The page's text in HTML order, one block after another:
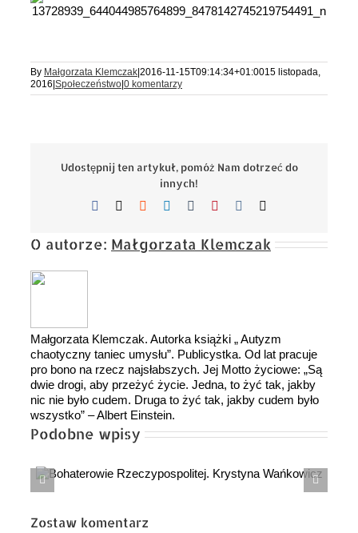
By Małgorzata Klemczak|2016-11-15T09:14:34+01:0015 listopada,
2016|Społeczeństwo|0 komentarzy
Udostępnij ten artykuł, pomóż Nam dotrzeć do
innych!
Facebook Reddit LinkedIn
TumblrPinterest
O autorze: Małgorzata Klemczak
Małgorzata Klemczak. Autorka książki „ Autyzm
chaotyczny taniec umysłu”. Publicystka. Od lat pracuje
pro bono na rzecz najsłabszych. Jej Motto życiowe: „Są
dwie drogi, aby przeżyć życie. Jedna, to żyć tak, jakby
nic nie było cudem. Druga to żyć tak, jakby cudem było
wszystko” – Albert Einstein.
Podobne wpisy
Czy to dopiero początek? Wojna z Iranem może
Zostaw komentarz